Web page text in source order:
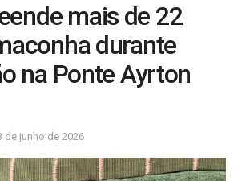
mais de 22
durante
na Ponte Ayrton
de junho de 2026